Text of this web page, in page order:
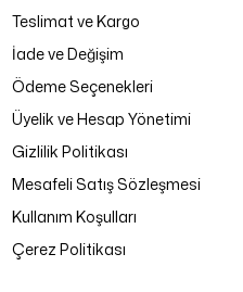
Teslimat ve Kargo
İade ve Değişim
Ödeme Seçenekleri
Üyelik ve Hesap Yönetimi
Gizlilik Politikası
Mesafeli Satış Sözleşmesi
Kullanım Koşulları
Çerez Politikası